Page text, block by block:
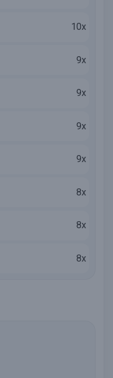
10x
9x
9x
9x
9x
8x
8x
8x